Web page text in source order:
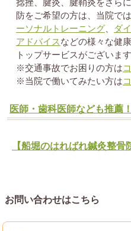
捻挫、腱炎、腱鞘炎をさら
防をご希望の方は、当院では
ーソナルトレーニング
ダ
アドバイスなどの様々な健
トップサービスがございます
※交通事故でお困りの方は
※当院で働いてみたい方は
医師・歯科医師なども推薦！
【船堀のはればれ鍼灸整骨
お問い合わせはこちら